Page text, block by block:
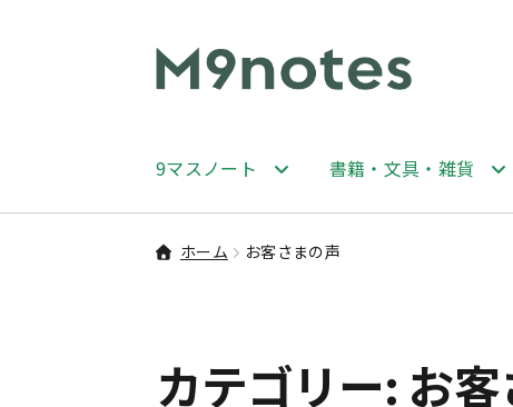
ナ
ビ
シ
ョ
ン
プ
コ
ン
ツ
へ
ス
9マスノート 書籍・文具・雑貨
ホーム お客さまの声
カテゴリー: お